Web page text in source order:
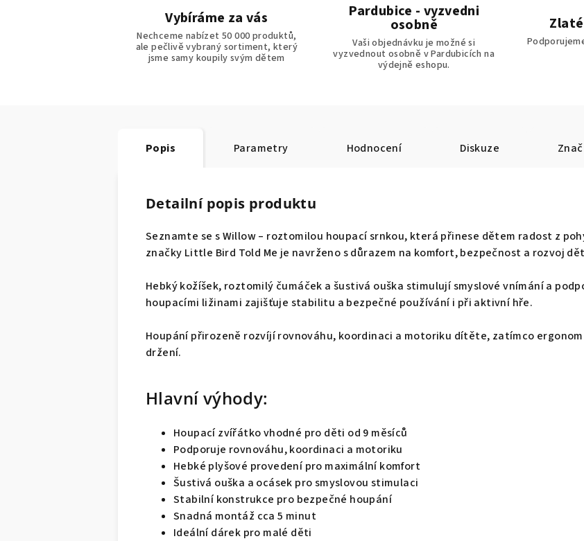
Vybíráme za vás
Nechceme nabízet 50 000 produktů,
ale pečlivě vybraný sortiment, který
jsme samy koupily svým dětem
Pardubice - vyzvedni
osobně
Vaši objednávku je možné si
vyzvednout osobně v Pardubicích na
výdejně eshopu.
Popis Parametry Hodnocení Diskuze
Detailní popis produktu
Seznamte se s Willow – roztomilou houpací srnkou, která přinese dětem radost z
značky Little Bird Told Me je navrženo s důrazem na komfort, bezpečnost a rozvoj
Hebký kožíšek, roztomilý čumáček a šustivá ouška stimulují smyslové vnímání a
houpacími ližinami zajišťuje stabilitu a bezpečné používání i při aktivní hře.
Houpání přirozeně rozvíjí rovnováhu, koordinaci a motoriku dítěte, zatímco
držení.
Hlavní výhody:
Houpací zvířátko vhodné pro děti od 9 měsíců
Podporuje rovnováhu, koordinaci a motoriku
Hebké plyšové provedení pro maximální komfort
Šustivá ouška a ocásek pro smyslovou stimulaci
Stabilní konstrukce pro bezpečné houpání
Snadná montáž cca 5 minut
Ideální dárek pro malé děti